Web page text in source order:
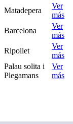
Matadepera
Ver
más
Barcelona
Ver
más
Ripollet
Ver
más
Palau solita i
Plegamans
Ver
más